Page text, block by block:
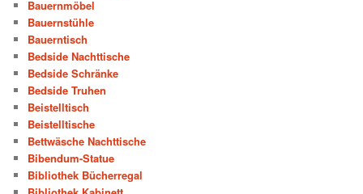
Bauernmöbel
Bauernstühle
Bauerntisch
Bedside Nachttische
Bedside Schränke
Bedside Truhen
Beistelltisch
Beistelltische
Bettwäsche Nachttische
Bibendum-Statue
Bibliothek Bücherregal